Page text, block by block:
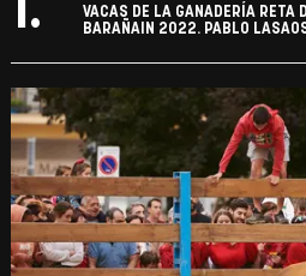
1.
VACAS DE LA GANADERÍA RETA
BARAÑAIN 2022. PABLO